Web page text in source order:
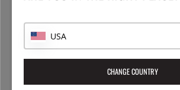
Bonna
153 kr.
BONNA
Bonna
USA
CHANGE COUNTRY